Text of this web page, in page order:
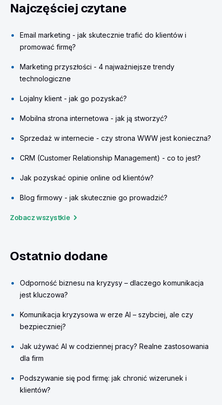
Najczęściej czytane
Email marketing - jak skutecznie trafić do klientów i
promować firmę?
Marketing przyszłości - 4 najważniejsze trendy
technologiczne
Lojalny klient - jak go pozyskać?
Mobilna strona internetowa - jak ją stworzyć?
Sprzedaż w internecie - czy strona WWW jest konieczna?
CRM (Customer Relationship Management) - co to jest?
Jak pozyskać opinie online od klientów?
Blog firmowy - jak skutecznie go prowadzić?
Zobacz wszystkie
Ostatnio dodane
Odporność biznesu na kryzysy – dlaczego komunikacja
jest kluczowa?
Komunikacja kryzysowa w erze AI – szybciej, ale czy
bezpieczniej?
Jak używać AI w codziennej pracy? Realne zastosowania
dla firm
Podszywanie się pod firmę: jak chronić wizerunek i
klientów?